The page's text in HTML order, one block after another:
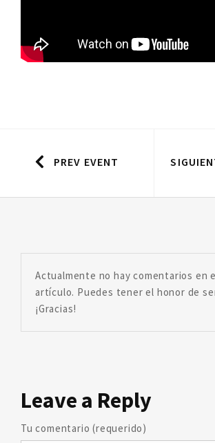
PREV EVENT
Actualmente no hay comentarios en
artículo. Puedes tener el honor de
¡Gracias!
Leave a Reply
Tu comentario (requerido)